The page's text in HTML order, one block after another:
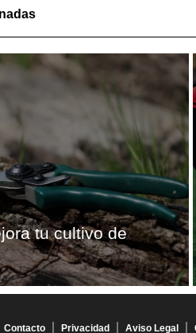
tu cultivo de
Contacto Privacidad Aviso Legal